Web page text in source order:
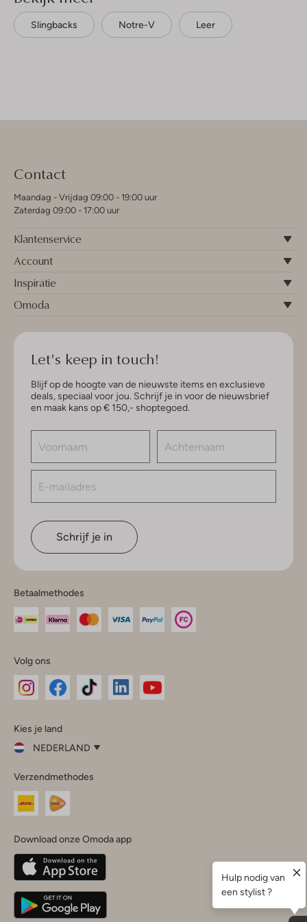
Slingbacks Notre-V Leer
Contact
Maandag - Vrijdag 09:00 - 19:00 uur
Zaterdag 09:00 - 17:00 uur
Klantenservice
Account
Inspiratie
Omoda
Let's keep in touch!
Blijf op de hoogte van de nieuwste items en exclusieve
deals, speciaal voor jou. Schrijf je in voor de nieuwsbrief
en maak kans op € 150,- shoptegoed.
Schrijf je in
Betaalmethodes
Volg ons
InstagramFacebook
Kies je land
NEDERLAND
je
land
Nederland
Belgique(Français)
Deutschland
Verzendmethodes
Download onze Omoda app